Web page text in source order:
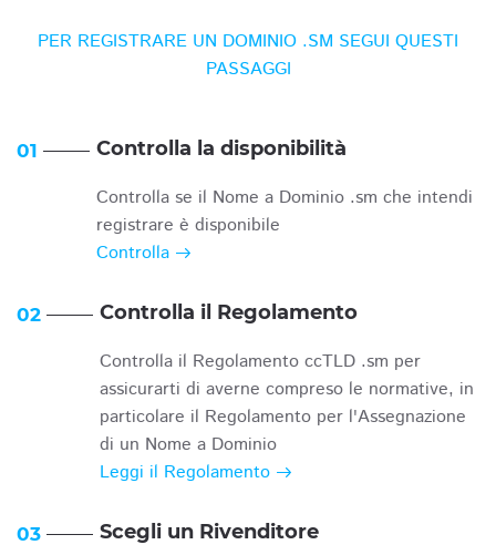
PER REGISTRARE UN DOMINIO .SM SEGUI QUESTI
PASSAGGI
01 Controlla la disponibilità
Controlla se il Nome a Dominio .sm che intendi
registrare è disponibile
Controlla
02 Controlla il Regolamento
Controlla il Regolamento ccTLD .sm per
assicurarti di averne compreso le normative, in
particolare il Regolamento per l'Assegnazione
di un Nome a Dominio
Leggi il Regolamento
03 Scegli un Rivenditore